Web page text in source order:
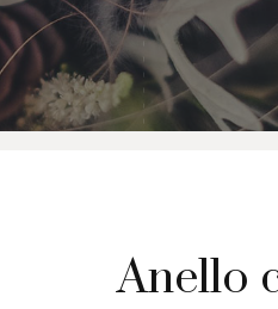
Piquadro
Polello
Alisia
Anello